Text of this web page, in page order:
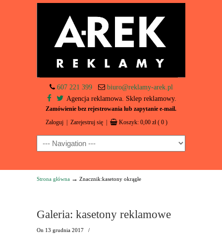
607 221 399
biuro@reklamy-arek.pl
Agencja reklamowa. Sklep reklamowy.
Zamówienie bez rejestrowania lub zapytanie e-mail.
Zaloguj Zarejestruj się Koszyk: 0,00 zł ( 0 )
Navigation
Strona główna → Znacznik:kasetony okrągłe
Galeria: kasetony reklamowe
On 13 grudnia 2017
/